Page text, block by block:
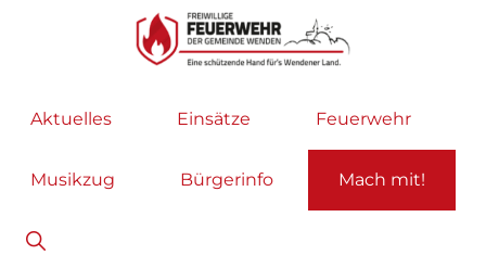
Hauptnavigation
Feuerwehr
helfen
selbstverständlich!
Aktuelles Einsätze Feuerwehr
Musikzug Bürgerinfo Mach mit!
Show
Search